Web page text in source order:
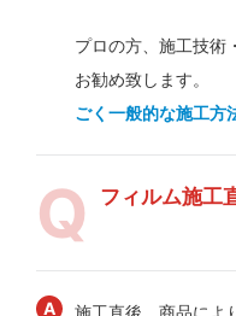
プロの方、施工技術
お勧め致します。
ごく一般的な施工方
フィルム施工
施工直後、商品によ